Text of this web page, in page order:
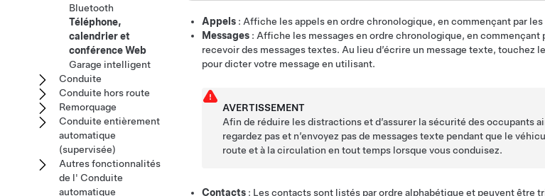
Appels : Affiche les appels en ordre chronologique, en commençant par
Messages : Affiche les messages en ordre chronologique, en commençant
recevoir des messages textes. Au lieu d’écrire un message texte, touchez
pour dicter votre message en utilisant.
AVERTISSEMENT
Afin de réduire les distractions et d’assurer la sécurité des occupants
regardez pas et n’envoyez pas de messages texte pendant que le
route et à la circulation en tout temps lorsque vous conduisez.
Contacts : Les contacts sont listés par ordre alphabétique et peuvent être
Bluetooth
Téléphone,
calendrier et
conférence Web
Garage intelligent
Conduite
Conduite hors route
Remorquage
Conduite entièrement
automatique
(supervisée)
Autres fonctionnalités
de l' Conduite
automatique